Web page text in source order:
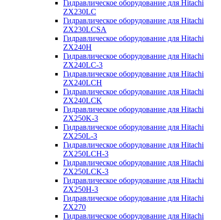
Гидравлическое оборудование для Hitachi
ZX230LC
Гидравлическое оборудование для Hitachi
ZX230LCSA
Гидравлическое оборудование для Hitachi
ZX240H
Гидравлическое оборудование для Hitachi
ZX240LC-3
Гидравлическое оборудование для Hitachi
ZX240LCH
Гидравлическое оборудование для Hitachi
ZX240LCK
Гидравлическое оборудование для Hitachi
ZX250K-3
Гидравлическое оборудование для Hitachi
ZX250L-3
Гидравлическое оборудование для Hitachi
ZX250LCH-3
Гидравлическое оборудование для Hitachi
ZX250LCK-3
Гидравлическое оборудование для Hitachi
ZX250Н-3
Гидравлическое оборудование для Hitachi
ZX270
Гидравлическое оборудование для Hitachi